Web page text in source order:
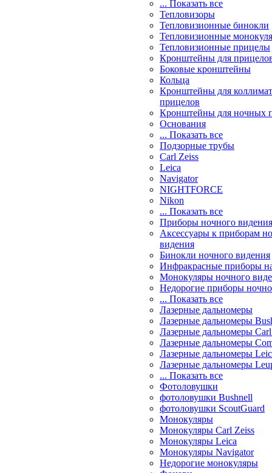
... Показать все
Тепловизоры
Тепловизионные бинокли
Тепловизионные
Тепловизионные прицелы
Кронштейны для
Боковые кронштейны
Кольца
Кронштейны для
прицелов
Кронштейны для ночных
Основания
... Показать все
Подзорные трубы
Carl Zeiss
Leica
Navigator
NIGHTFORCE
Nikon
... Показать все
Приборы ночного видения
Аксессуары к приборам
видения
Бинокли ночного видения
Инфракрасные приборы
Монокуляры ночного
Недорогие приборы
... Показать все
Лазерные дальномеры
Лазерные дальномеры
Лазерные дальномеры
Лазерные дальномеры
Лазерные дальномеры
Лазерные дальномеры
... Показать все
Фотоловушки
фотоловушки Bushnell
фотоловушки ScoutGuard
Монокуляры
Монокуляры Carl Zeiss
Монокуляры Leica
Монокуляры Navigator
Недорогие монокуляры